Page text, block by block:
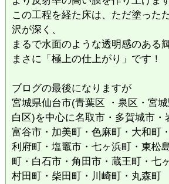
この工程を経た床は、ただ塗った
沢が深く、
まるで水面のような透明感のある
まさに「極上の仕上がり」です！
ブログの最後になりますが
宮城県仙台市(青葉区 ・泉区・宮
白区)を中心に名取市・多賀城市・
富谷市・加美町・色麻町・大和町
利府町・塩竈市・七ヶ浜町・東松
町・白石市・角田市・蔵王町・七
村田町・柴田町・川崎町・丸森町